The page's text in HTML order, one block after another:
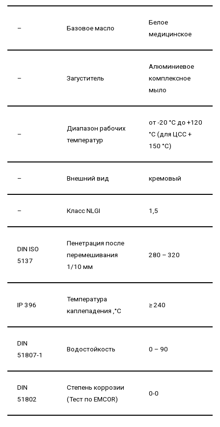
– Базовое масло
Белое
медицинское
– Загуститель
Алюминиевое
комплексное
мыло
–
Диапазон рабочих
температур
от -20 °C до +120
°C (для ЦСС +
150 °C)
– Внешний вид кремовый
– Класс NLGI 1,5
DIN ISO
5137
Пенетрация после
перемешивания
1/10 мм
280 – 320
IP 396
Температура
каплепадения ,°C
≥ 240
DIN
51807-1
Водостойкость 0 – 90
DIN
51802
Степень коррозии
(Тест по EMCOR)
0-0